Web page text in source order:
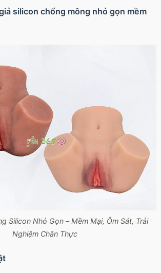
silicon chổng mông nhỏ gọn mềm
Silicon Nhỏ Gọn – Mềm Mại, Ôm Sát, Trải
Nghiệm Chân Thực